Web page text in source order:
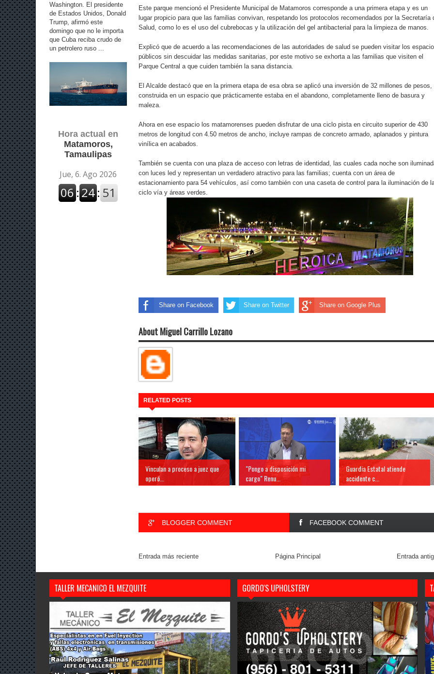
Washington. El presidente
de Estados Unidos, Donald
Trump, afirmó este
domingo que no le importa
que Cuba reciba crudo de
un petrolero ruso ...
Hora actual en
Matamoros,
Tamaulipas
Este parque mencionó el Presidente Municipal de Matamoros corresponde a una primera etapa y es un
lugar propicio para que las familias convivan, respetando los protocolos recomendados por la Secretaría
Salud, como lo es el uso del cubrebocas y la utilización del gel antibacterial para la limpieza de manos.
Explicó que de acuerdo a las recomendaciones de las autoridades de salud se pueden visitar los
públicos sin descuidar las medidas sanitarias, por este motivo se exhorta a las familias que visiten el
Parque Central a que cuiden también la sana distancia.
El Alcalde destacó que en la primera etapa de esa obra se aplicó una inversión de 32 millones de pesos,
construida en un espacio que prácticamente estaba en el abandono, completamente lleno de basura y
maleza.
Ahora en ese espacio los matamorenses pueden disfrutar de una ciclo pista en circuito superior de 430
metros de longitud con 4.50 metros de ancho, incluye rampas de concreto armado, aplanados y pintura
vinílica en acabados.
También se cuenta con una plaza de acceso con letras de identidad, las cuales cada noche son
con luces led y representan un verdadero atractivo para las familias; cuenta con un área de
estacionamiento para 54 vehículos, así como también con una caseta de control para la iluminación de
ciclo vía y áreas verdes.
Share on Facebook Share on Twitter Share on Google Plus
About Miguel Carrillo Lozano
RELATED POSTS
Vinculan a proceso a juez que
operó...
"Pongo a disposición mi
cargo" Renu...
Guardia Estatal atiende
accidente c...
BLOGGER COMMENT FACEBOOK COMMENT
Entrada más reciente Entrada
Página Principal
TALLER MECANICO EL MEZQUITE GORDO'S UPHOLSTERY